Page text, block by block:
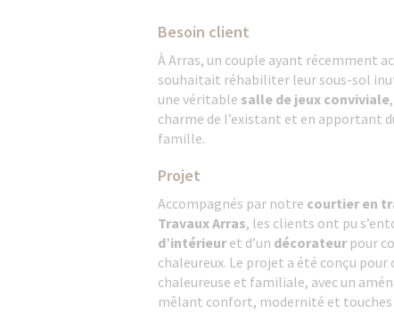
Besoin client
À Arras, un couple ayant récemment
souhaitait réhabiliter leur sous-sol
une véritable salle de jeux conviviale
charme de l’existant et en apportant
famille.
Projet
Accompagnés par notre courtier en
Travaux Arras, les clients ont pu
d’intérieur et d’un décorateur pour
chaleureux. Le projet a été conçu pour
chaleureuse et familiale, avec un
mêlant confort, modernité et touches